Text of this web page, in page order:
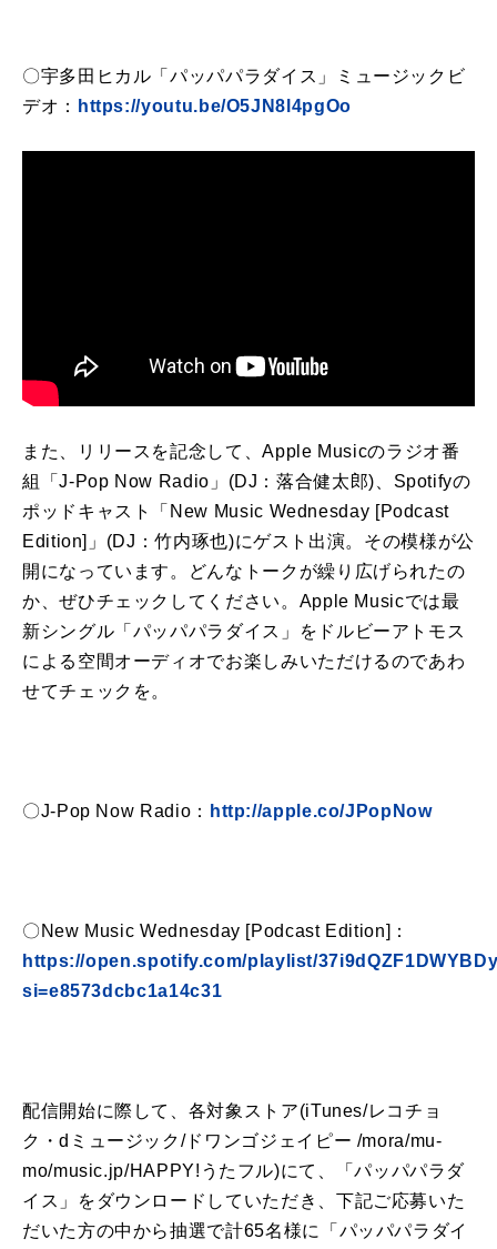
〇宇多田ヒカル「パッパパラダイス」ミュージックビ
デオ：
https://youtu.be/O5JN8l4pgOo
また、リリースを記念して、Apple Musicのラジオ番
組「J-Pop Now Radio」(DJ：落合健太郎)、Spotifyの
ポッドキャスト「New Music Wednesday [Podcast
Edition]」(DJ：竹内琢也)にゲスト出演。その模様が公
開になっています。どんなトークが繰り広げられたの
か、ぜひチェックしてください。Apple Musicでは最
新シングル「パッパパラダイス」をドルビーアトモス
による空間オーディオでお楽しみいただけるのであわ
せてチェックを。
〇J-Pop Now Radio： http://apple.co/JPopNow
〇New Music Wednesday [Podcast Edition]：
https://open.spotify.com/playlist/
si=e8573dcbc1a14c31
配信開始に際して、各対象ストア(iTunes/レコチョ
ク・dミュージック/ドワンゴジェイピー /mora/mu-
mo/music.jp/HAPPY!うたフル)にて、「パッパパラダ
イス」をダウンロードしていただき、下記ご応募いた
だいた方の中から抽選で計65名様に「パッパパラダイ